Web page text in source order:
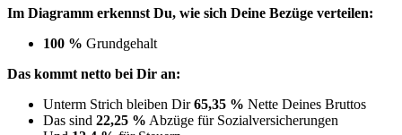
Im Diagramm erkennst Du, wie sich Deine Bezüge verteilen:
100 % Grundgehalt
Das kommt netto bei Dir an:
Unterm Strich bleiben Dir65,35 % Nette Deines Bruttos
Das sind 22,25 % Abzüge für Sozialversicherungen